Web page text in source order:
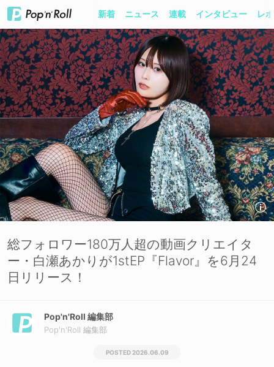
新着 ニュース 連載 インタビュー レ
総フォロワー180万人超の動画クリエイタ
ー・白瀬あかりが1stEP『Flavor』を6月24
日リリース！
Pop'n'Roll 編集部
Pop'n'Roll 編集部
2026.06.09